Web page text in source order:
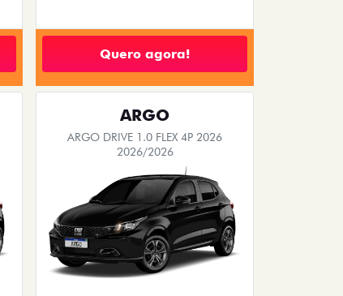
Quero agora!
ARGO
ARGO DRIVE 1.0 FLEX 4P 2026
2026/2026